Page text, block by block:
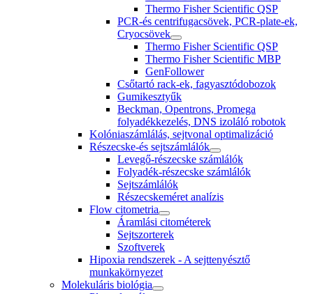
Thermo Fisher Scientific QSP
PCR-és centrifugacsövek, PCR-plate-ek,
Cryocsövek
Thermo Fisher Scientific QSP
Thermo Fisher Scientific MBP
GenFollower
Csőtartó rack-ek, fagyasztódobozok
Gumikesztyűk
Beckman, Opentrons, Promega
folyadékkezelés, DNS izoláló robotok
Kolóniaszámlálás, sejtvonal optimalizáció
Részecske-és sejtszámlálók
Levegő-részecske számlálók
Folyadék-részecske számlálók
Sejtszámlálók
Részecskeméret analízis
Flow citometria
Áramlási citométerek
Sejtszorterek
Szoftverek
Hipoxia rendszerek - A sejttenyésztő
munkakörnyezet
Molekuláris biológia